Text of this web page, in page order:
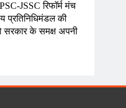
JSSC रिफॉर्म मंच
प्रतिनिधिमंडल की
सरकार के समक्ष अपनी